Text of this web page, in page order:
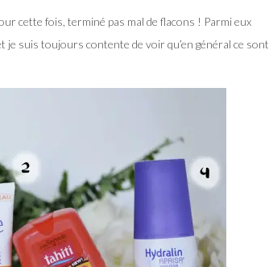
cette fois, terminé pas mal de flacons ! Parmi eux
je suis toujours contente de voir qu’en général ce sont